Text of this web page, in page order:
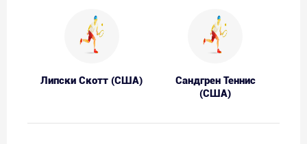
Липски Скотт (США)
Сандгрен Теннис
(США)